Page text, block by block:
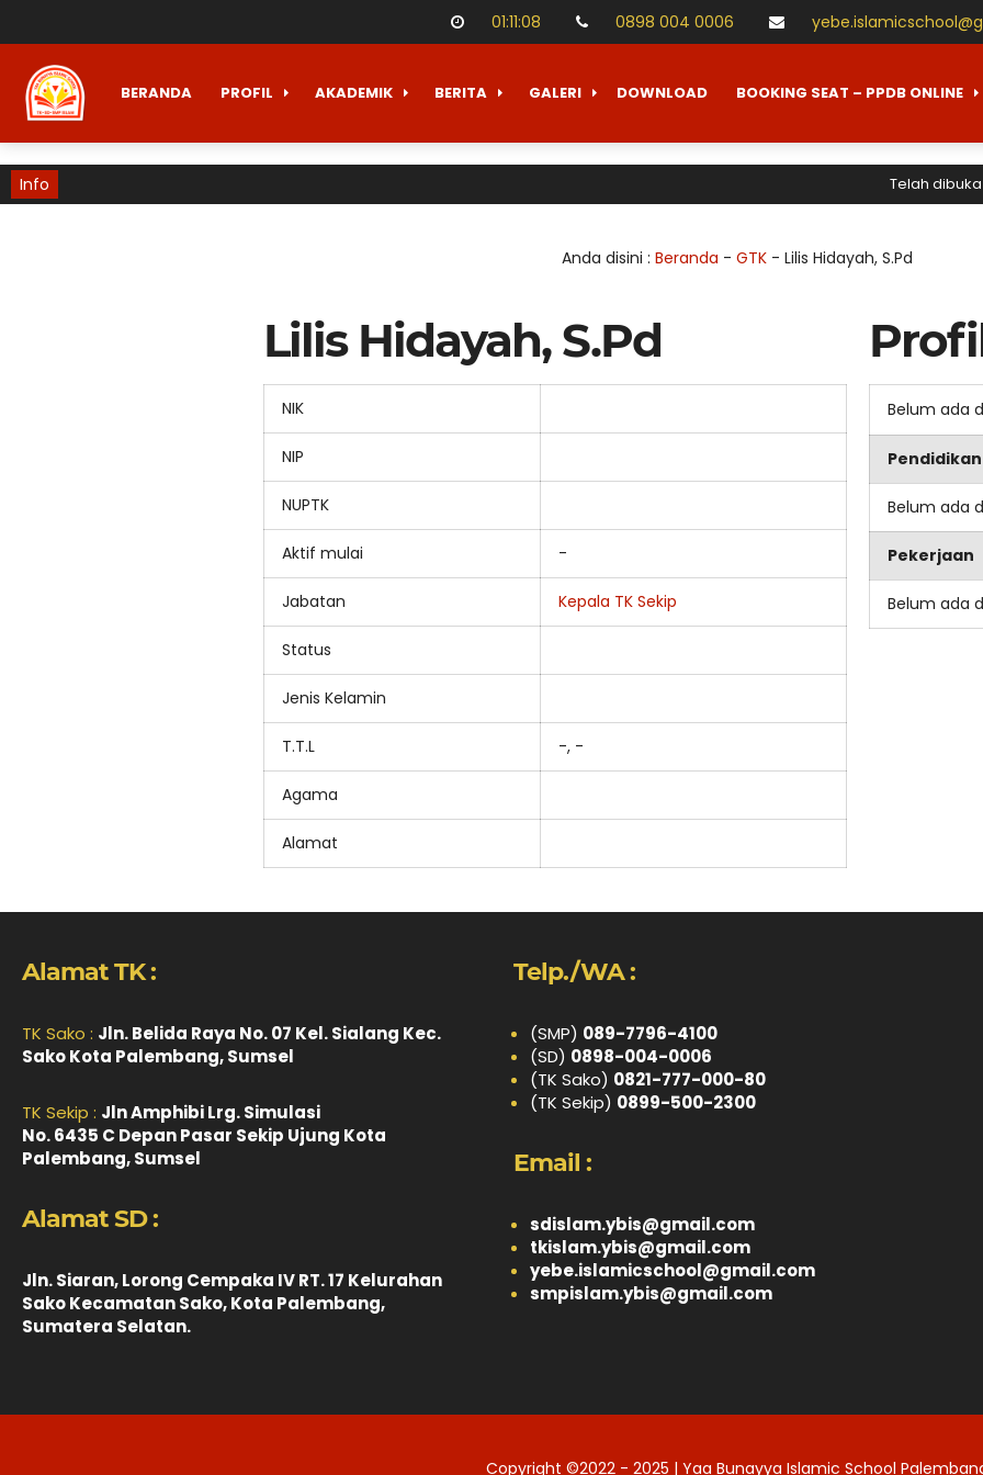
01:11:08 0898 004 0006
BERANDA PROFIL AKADEMIK BERITA GALERI DOWNLOAD BOOKING SEAT – PPDB ONLINE
Info Telah dibuka
Anda disini : Beranda - GTK - Lilis Hidayah, S.Pd
Lilis Hidayah, S.Pd
NIK
NIP
NUPTK
Aktif mulai -
Jabatan Kepala TK Sekip
Status
Jenis Kelamin
T.T.L -, -
Agama
Alamat
Belum ada
Pendidikan
Belum ada
Pekerjaan
Belum ada
Alamat TK :
TK Sako : Jln. Belida Raya No. 07 Kel. Sialang Kec.
Sako Kota Palembang, Sumsel
TK Sekip : Jln Amphibi Lrg. Simulasi
No. 6435 C Depan Pasar Sekip Ujung Kota
Palembang, Sumsel
Alamat SD :
Jln. Siaran, Lorong Cempaka IV RT. 17 Kelurahan
Sako Kecamatan Sako, Kota Palembang,
Sumatera Selatan.
Telp./WA :
(SMP) 089-7796-4100
(SD) 0898-004-0006
(TK Sako) 0821-777-000-80
(TK Sekip) 0899-500-2300
Email :
sdislam.ybis@gmail.com
tkislam.ybis@gmail.com
yebe.islamicschool@gmail.com
smpislam.ybis@gmail.com
Copyright ©2022 - 2025 | Yaa Bunayya Islamic School